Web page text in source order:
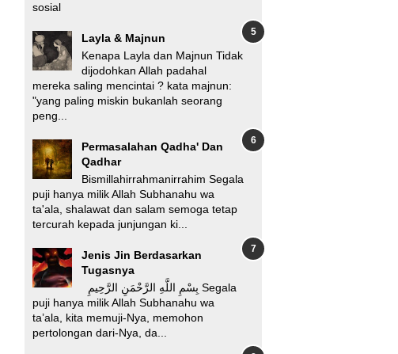
sosial
Layla & Majnun
Kenapa Layla dan Majnun Tidak
dijodohkan Allah padahal
mereka saling mencintai ? kata majnun:
"yang paling miskin bukanlah seorang
peng...
Permasalahan Qadha' Dan
Qadhar
Bismillahirrahmanirrahim Segala
puji hanya milik Allah Subhanahu wa
ta'ala, shalawat dan salam semoga tetap
tercurah kepada junjungan ki...
Jenis Jin Berdasarkan
Tugasnya
puji hanya milik Allah Subhanahu wa
ta’ala, kita memuji-Nya, memohon
pertolongan dari-Nya, da...